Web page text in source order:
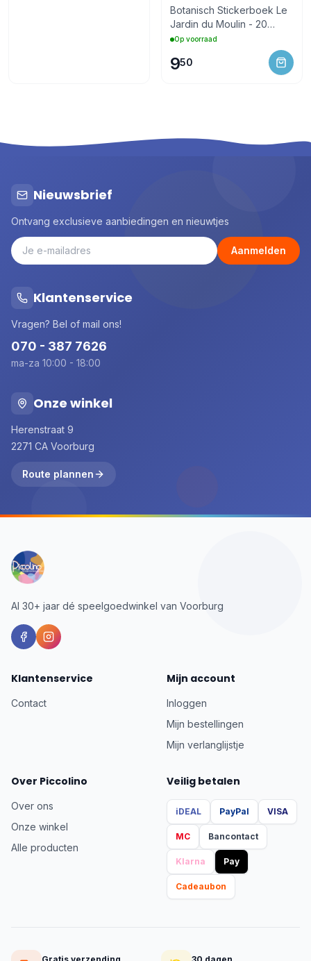
Botanisch Stickerboek Le
Jardin du Moulin - 20
pages (emb/6)
Op voorraad
950
Nieuwsbrief
Ontvang exclusieve aanbiedingen en nieuwtjes
Aanmelden
Klantenservice
Vragen? Bel of mail ons!
070 - 387 7626
ma-za 10:00 - 18:00
Onze winkel
Herenstraat 9
2271 CA Voorburg
Route plannen
Al 30+ jaar dé speelgoedwinkel van Voorburg
Klantenservice
Contact
Mijn account
Inloggen
Mijn bestellingen
Mijn verlanglijstje
Over Piccolino
Over ons
Onze winkel
Alle producten
Veilig betalen
iDEAL PayPal VISA
MC Bancontact
Klarna Pay
Cadeaubon